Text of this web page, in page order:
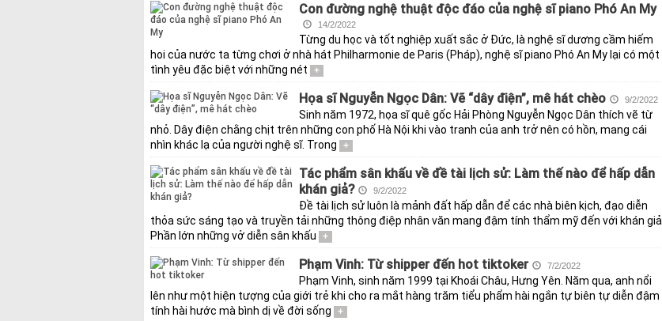
Con đường nghệ thuật độc đáo của nghệ sĩ piano Phó An My
14/2/2022
Từng du học và tốt nghiệp xuất sắc ở Đức, là nghệ sĩ dương cầm hiếm
hoi của nước ta từng chơi ở nhà hát Philharmonie de Paris (Pháp), nghệ sĩ piano Phó An My lại có một
tình yêu đặc biệt với những nét
+
Họa sĩ Nguyễn Ngọc Dân: Vẽ “dây điện”, mê hát chèo 9/2/2022
Sinh năm 1972, họa sĩ quê gốc Hải Phòng Nguyễn Ngọc Dân thích vẽ từ
nhỏ. Dây điện chằng chịt trên những con phố Hà Nội khi vào tranh của anh trở nên có hồn, mang cái
nhìn khác lạ của người nghệ sĩ. Trong
+
Tác phẩm sân khấu về đề tài lịch sử: Làm thế nào để hấp dẫn
khán giả?
9/2/2022
Đề tài lịch sử luôn là mảnh đất hấp dẫn để các nhà biên kịch, đạo diễn
thỏa sức sáng tạo và truyền tải những thông điệp nhân văn mang đậm tính thẩm mỹ đến với khán giả.
Phần lớn những vở diễn sân khấu
+
Phạm Vinh: Từ shipper đến hot tiktoker 7/2/2022
Phạm Vinh, sinh năm 1999 tại Khoái Châu, Hưng Yên. Năm qua, anh nổi
lên như một hiện tượng của giới trẻ khi cho ra mắt hàng trăm tiểu phẩm hài ngắn tự biên tự diễn đậm
tính hài hước mà bình dị về đời sống
+